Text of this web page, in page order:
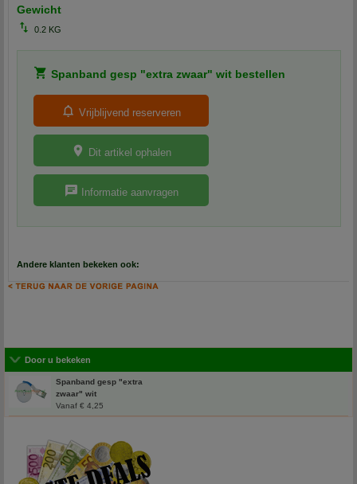
Gewicht
0.2 KG
Spanband gesp "extra zwaar" wit bestellen
Vrijblijvend reserveren
Dit artikel ophalen
Informatie aanvragen
Andere klanten bekeken ook:
Door u bekeken
Spanband gesp "extra
zwaar" wit
Vanaf € 4,25